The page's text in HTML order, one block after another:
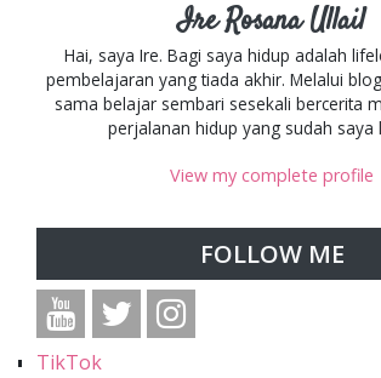
Ire Rosana Ullail
Hai, saya Ire. Bagi saya hidup adalah
pembelajaran yang tiada akhir. Melalui
sama belajar sembari sesekali bercerita
perjalanan hidup yang sudah saya
View my complete profile
FOLLOW ME
TikTok